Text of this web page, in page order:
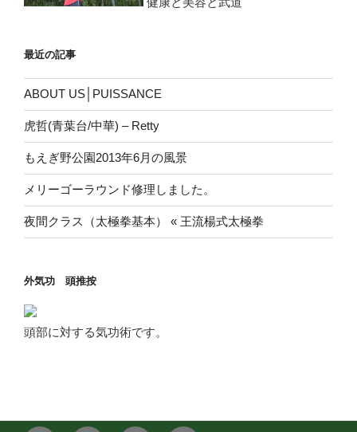
最近の記事
ABOUT US│PUISSANCE
虎哲(青葉台/中華) – Retty
もえぎ野公園2013年6月の風景
メリーゴーラウンド修理しました。
夜間クラス（太極拳基本） « 王流楊式太極拳
外気功 頭推按
頭部に対する気功術です。